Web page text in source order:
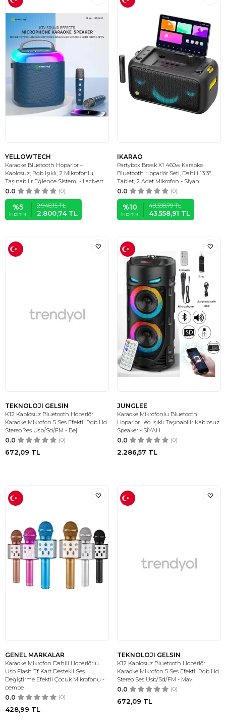
YELLOWTECH
Karaoke Bluetooth Hoparlör –
Kablosuz, Rgb Işıklı, 2 Mikrofonlu,
Taşınabilir Eğlence Sistemi - Lacivert
0.0 (0)
%5
İNDIRIM
2.948,15TL
2.800,74TL
IKARAO
Partybox Break X1 460w Karaoke
Bluetooth Hoparlör Seti, Dahili 13.3"
Tablet, 2 Adet Mikrofon - Siyah
0.0 (0)
%10
İNDIRIM
48.398,79TL
43.558,91 TL
TEKNOLOJI GELSIN
K12 Kablosuz Bluetooth Hoparlör
Karaoke Mikrofon 5 Ses Efektli Rgb Hd
Stereo ?es Usb/Sd/FM - Bej
0.0 (0)
672,09 TL
JUNGLEE
Karaoke Mikrofonlu Bluetooth
Hoparlör Led Işıklı Taşınabilir Kablosuz
Speaker - SİYAH
0.0 (0)
2.286,57 TL
GENEL MARKALAR
Karaoke Mikrofon Dahili Hoparlörlü
Usb Flash Tf Kart Destekli Ses
Değiştirme Efektli Çocuk Mikrofonu -
pembe
0.0 (0)
428,99 TL
TEKNOLOJI GELSIN
K12 Kablosuz Bluetooth Hoparlör
Karaoke Mikrofon 5 Ses Efektli Rgb Hd
Stereo Ses Usb/Sd/FM - Mavi
0.0 (0)
672,09 TL